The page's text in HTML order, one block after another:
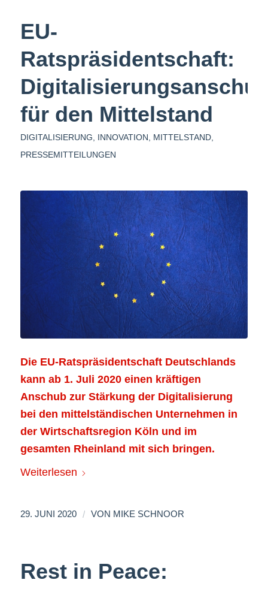
EU-
Ratspräsidentschaft:
für den Mittelstand
DIGITALISIERUNG INNOVATION MITTELSTAND,
PRESSEMITTEILUNGEN
Die EU-Ratspräsidentschaft Deutschlands
kann ab 1. Juli 2020 einen kräftigen
Anschub zur Stärkung der Digitalisierung
bei den mittelständischen Unternehmen in
der Wirtschaftsregion Köln und im
gesamten Rheinland mit sich bringen.
Weiterlesen
29. JUNI 2020 / VON MIKE SCHNOOR
Rest in Peace: